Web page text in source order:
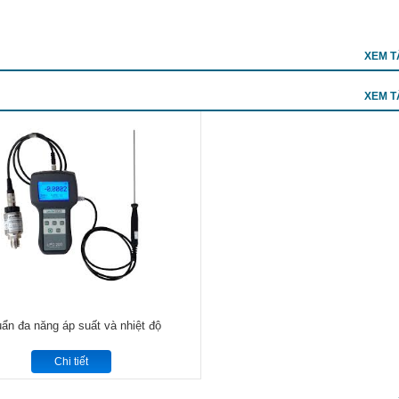
XEM
XEM
đa năng áp suất và nhiệt độ
Chi tiết